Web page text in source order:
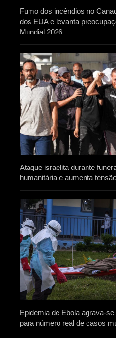
Fumo dos incêndios no
dos EUA e levanta
Mundial 2026
Ataque israelita durante
humanitária e aumenta
Epidemia de Ebola agrava-
para número real de casos